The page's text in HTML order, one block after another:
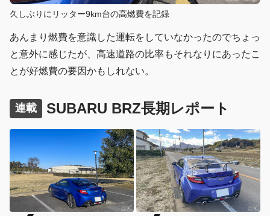
久しぶりにリッター9km台の高燃費を記録
あんまり燃費を意識した運転をしていなかったのでちょっ
と意外に感じたが、高速道路の比率もそれなりにあったこ
とが好燃費の要因かもしれない。
連載 SUBARU BRZ長期レポート